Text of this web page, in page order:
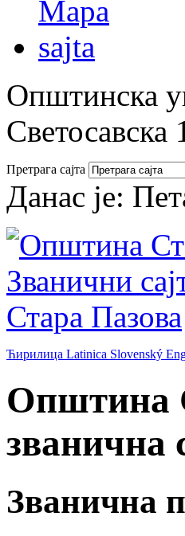
Општинска
Светосавска
Претрага сајта
Данас је:
Ћирилица Latinica Slovenský
Општина
званична
Званична